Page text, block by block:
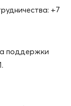
+7
поддержки